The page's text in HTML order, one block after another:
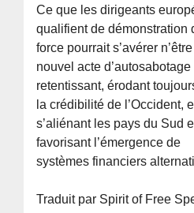
Ce que les dirigeants
qualifient de démonstration
force pourrait s’avérer n’être
nouvel acte d’autosabotage
retentissant, érodant
la crédibilité de l’Occident,
s’aliénant les pays du Sud
favorisant l’émergence de
systèmes financiers
Traduit par Spirit of Free